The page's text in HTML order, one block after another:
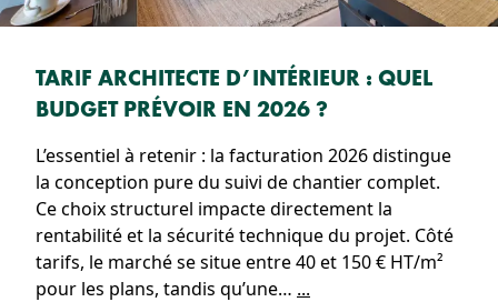
TARIF ARCHITECTE D’INTÉRIEUR : QUEL
BUDGET PRÉVOIR EN 2026 ?
L’essentiel à retenir : la facturation 2026 distingue
la conception pure du suivi de chantier complet.
Ce choix structurel impacte directement la
rentabilité et la sécurité technique du projet. Côté
tarifs, le marché se situe entre 40 et 150 € HT/m²
pour les plans, tandis qu’une… ...